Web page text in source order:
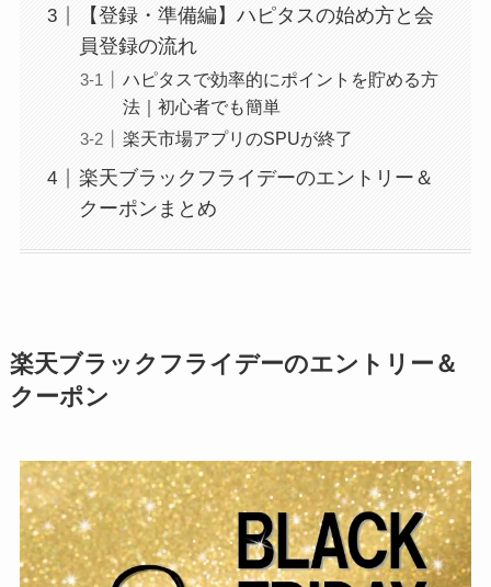
【登録・準備編】ハピタスの始め方と会
員登録の流れ
ハピタスで効率的にポイントを貯める方
法｜初心者でも簡単
楽天市場アプリのSPUが終了
楽天ブラックフライデーのエントリー＆
クーポンまとめ
楽天ブラックフライデーのエントリー＆
クーポン